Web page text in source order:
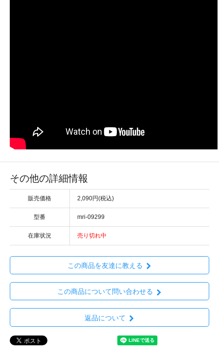
その他の詳細情報
販売価格 2,090円(税込)
型番 mri-09299
在庫状況 売り切れ中
この商品を友達に教える
この商品について問い合わせる
返品について